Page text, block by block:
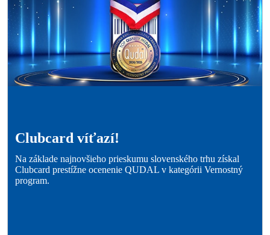
Clubcard víťazí!
Na základe najnovšieho prieskumu slovenského trhu získal
Clubcard prestížne ocenenie QUDAL v kategórii Vernostný
program.